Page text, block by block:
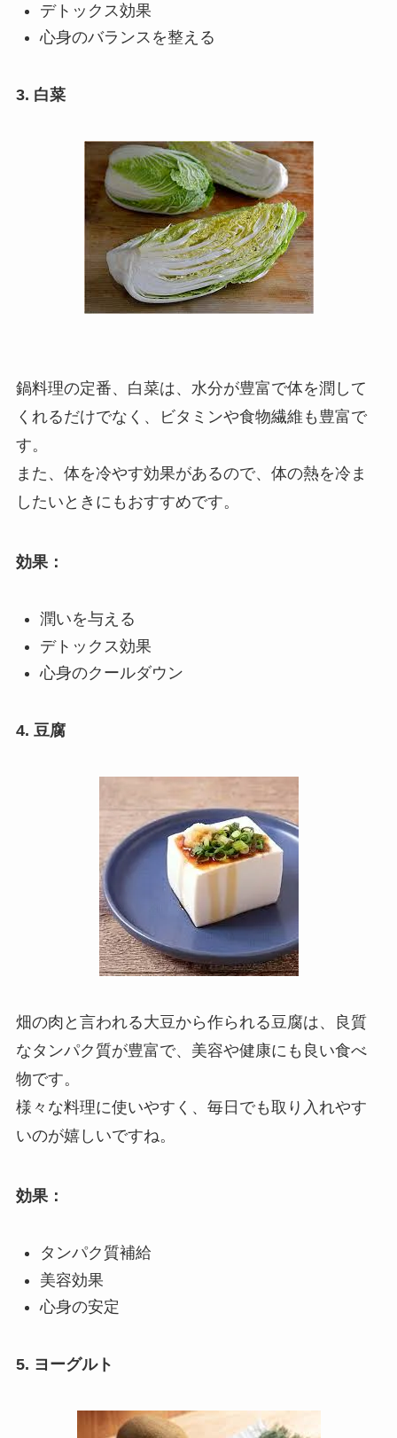
デトックス効果
心身のバランスを整える
3. 白菜
鍋料理の定番、白菜は、水分が豊富で体を潤して
くれるだけでなく、ビタミンや食物繊維も豊富で
す。
また、体を冷やす効果があるので、体の熱を冷ま
したいときにもおすすめです。
効果：
潤いを与える
デトックス効果
心身のクールダウン
4. 豆腐
畑の肉と言われる大豆から作られる豆腐は、良質
なタンパク質が豊富で、美容や健康にも良い食べ
物です。
様々な料理に使いやすく、毎日でも取り入れやす
いのが嬉しいですね。
効果：
タンパク質補給
美容効果
心身の安定
5. ヨーグルト